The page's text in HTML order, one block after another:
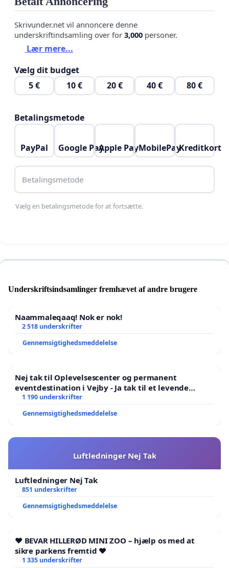
Bevar Asylcenter Jelling – for mennesker,
fællesskab og fremtid.
Skrivunder.net vil annoncere denne
underskriftindsamling over for 3,000 personer.
Lær mere...
Vælg dit budget
5 €
10 € 20 € 40 € 80 €
Betalingsmetode
PayPal Google PayApple PayMobilePayKreditkort
Betalingsmetode
Vælg en betalingsmetode for at fortsætte.
Underskriftsindsamlinger fremhævet af andre brugere
Naammaleqaaq! Nok er nok!
2 518 underskrifter
Gennemsigtighedsmeddelelse
Nej tak til Oplevelsescenter og permanent
eventdestination i Vejby - Ja tak til et levende
lokalområde i balance
1 190 underskrifter
Gennemsigtighedsmeddelelse
Luftledninger Nej Tak
Luftledninger Nej Tak
851 underskrifter
Gennemsigtighedsmeddelelse
❤️ BEVAR HILLERØD MINI ZOO – hjælp os med at
sikre parkens fremtid ❤️
1 335 underskrifter